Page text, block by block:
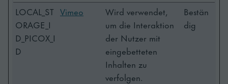
LOCAL_ST
ORAGE_I
D_PICOX_I
D
Vimeo
Wird verwendet,
um die Interaktion
der Nutzer mit
eingebetteten
Inhalten zu
verfolgen.
Bestän
dig